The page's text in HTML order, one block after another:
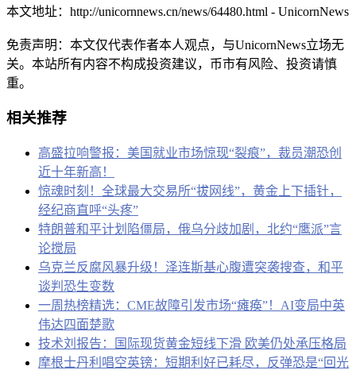
本文地址： http://unicornnews.cn/news/64480.html - UnicornNews
免责声明：本文仅代表作者本人观点，与UnicornNews立场无
关。本站所有内容不构成投资建议，币市有风险、投资请慎
重。
相关推荐
高盛拉响警报：美国就业市场惊现“裂痕”，裁员潮恐创
近十年新高！
惊魂时刻！全球最大交易所“拔网线”，黄金上下插针，
经纪商直呼“头疼”
特朗普和平计划陷僵局，俄乌分歧加剧，北约“鹰派”言
论搅局
乌克兰反腐风暴升级！泽连斯基心腹遭突袭搜查，和平
谈判恐生变数
一周热榜精选：CME故障引发市场“瘫痪”！AI变局中英
伟达四面楚歌
技术刘报告：国际现货黄金短线下滑 欧美仍处承压格局
摩根士丹利唱空英镑：短期利好已耗尽，反弹恐是“回光